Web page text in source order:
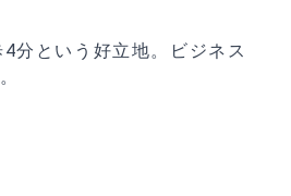
分という好立地。ビジネス